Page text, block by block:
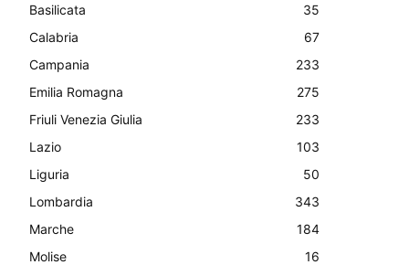
Basilicata
35
Calabria
67
Campania
233
Emilia Romagna
275
Friuli Venezia Giulia
233
Lazio
103
Liguria
50
Lombardia
343
Marche
184
Molise
16